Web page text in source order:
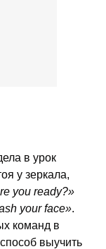
в урок
у зеркала,
you ready?»
your face».
команд в
выучить